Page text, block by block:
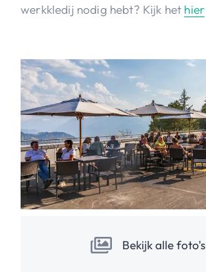
werkkledij nodig hebt? Kijk het hier
Bekijk alle foto's